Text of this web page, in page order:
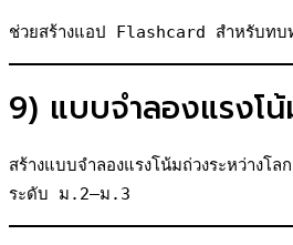
ช่วยสร้างแอป Flashcard สำหรับทบท
9) แบบจำลองแรงโ
สร้างแบบจำลองแรงโน้มถ่วงระหว่าง
ระดับ ม.2–ม.3